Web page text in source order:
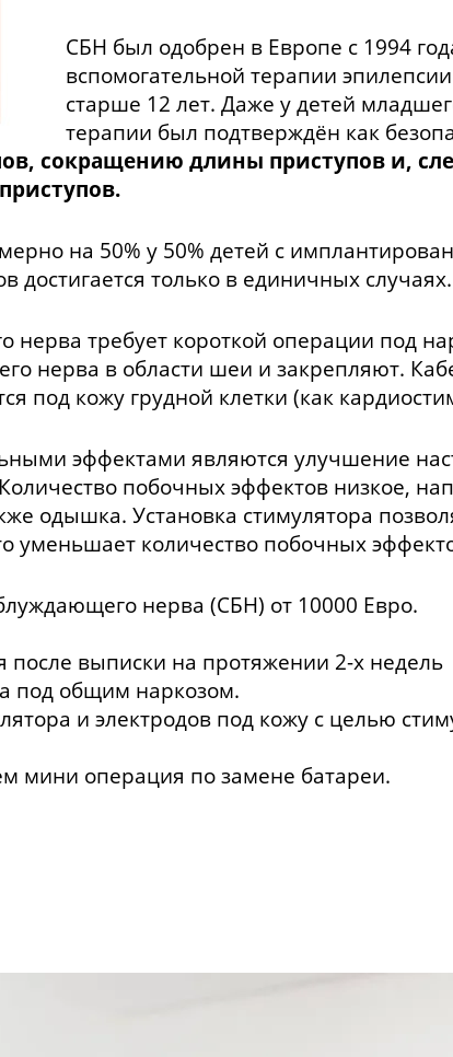
СБН был одобрен в Европе с 1994
вспомогательной терапии
старше 12 лет. Даже у детей
терапии был подтверждён как
сокращению длины приступов и,
на 50% у 50% детей с
достигается только в единичных случаях.
нерва требует короткой операции под
нерва в области шеи и закрепляют.
под кожу грудной клетки (как
эффектами являются улучшение
побочных эффектов низкое,
одышка. Установка стимулятора
уменьшает количество побочных
нерва (СБН) от 10000 Евро.
после выписки на протяжении 2-х недель
под общим наркозом.
и электродов под кожу с целью
мини операция по замене батареи.